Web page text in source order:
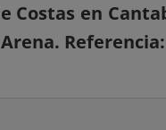
Costas en
Referencia: